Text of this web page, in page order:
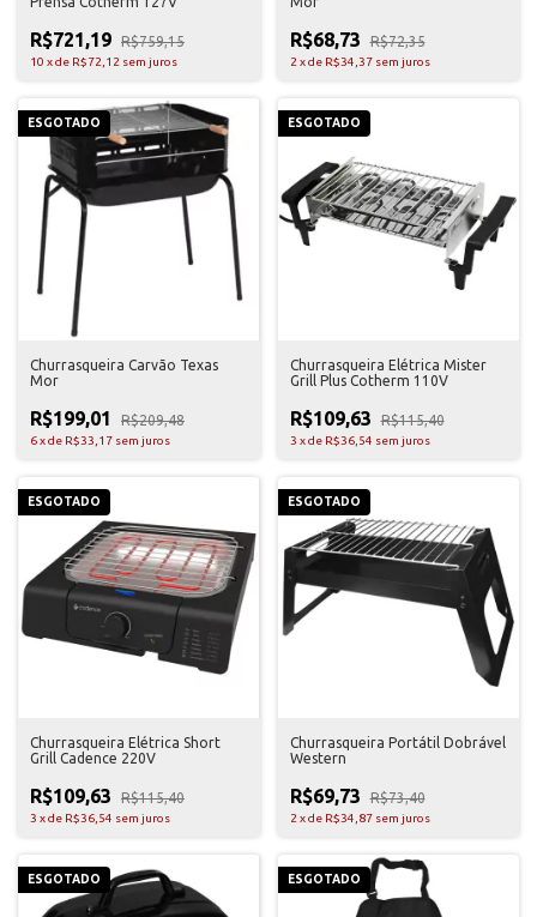
R$721,19 R$759,15
10 xde R$72,12 sem juros
R$68,73 R$72,35
2 xde R$34,37 sem juros
ESGOTADO
Churrasqueira Carvão Texas
Mor
R$199,01 R$209,48
6xde R$33,17 sem juros
ESGOTADO
Churrasqueira Elétrica Mister
Grill Plus Cotherm 110V
R$109,63 R$115,40
3 xde R$36,54 sem juros
ESGOTADO
Churrasqueira Elétrica Short
Grill Cadence 220V
R$109,63 R$115,40
3 xde R$36,54 sem juros
ESGOTADO
Churrasqueira Portátil Dobrável
Western
R$69,73 R$73,40
2 xde R$34,87 sem juros
ESGOTADO ESGOTADO